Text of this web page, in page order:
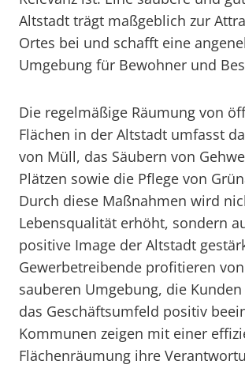
Altstadt trägt maßgeblich zur
Ortes bei und schafft eine
Umgebung für Bewohner und
Die regelmäßige Räumung von
Flächen in der Altstadt umfasst
von Müll, das Säubern von
Plätzen sowie die Pflege von
Durch diese Maßnahmen wird
Lebensqualität erhöht, sondern
positive Image der Altstadt
Gewerbetreibende profitieren
sauberen Umgebung, die
das Geschäftsumfeld positiv
Kommunen zeigen mit einer
Flächenräumung ihre